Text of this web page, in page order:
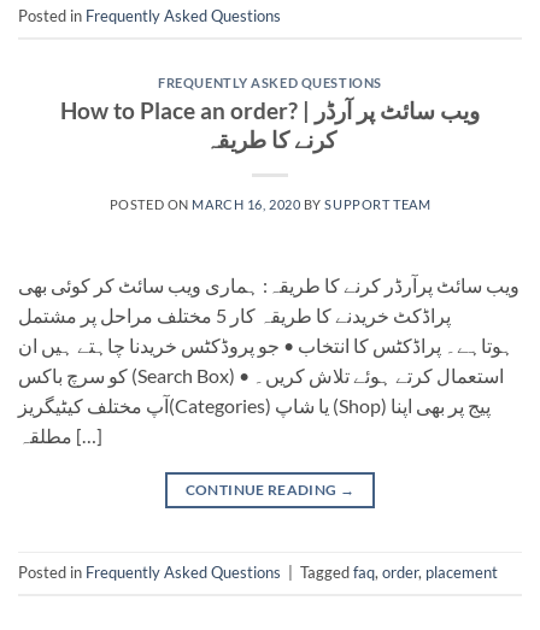
Posted in Frequently Asked Questions
FREQUENTLY ASKED QUESTIONS
How to Place an order? | ویب سائٹ پر آرڈر
کرنے کا طریقہ
POSTED ON MARCH 16, 2020 BYSUPPORT TEAM
ویب سائٹ پرآرڈر کرنے کا طریقہ: ہماری ویب سائٹ کر کوئی بھی
پراڈکٹ خریدنے کا طریقہ کار 5 مختلف مراحل پر مشتمل
ہوتاہے۔ پراڈکٹس کا انتخاب • جو پروڈکٹس خریدنا چاہتے ہیں ان
کو سرچ باکس (Search Box) استعمال کرتے ہوئے تلاش کریں۔ •
آپ مختلف کیٹیگریز(Categories) یا شاپ (Shop) پیج پر بھی اپنا
مطلقہ […]
CONTINUE READING →
Posted in Frequently Asked Questions Taggedfaq, order, placement